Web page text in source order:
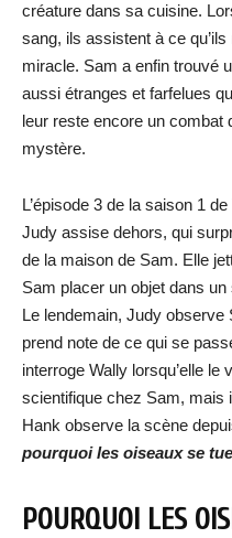
créature dans sa cuisine.
sang, ils assistent à ce
miracle. Sam a enfin trouvé
aussi étranges et farfelues
leur reste encore un combat
mystère.
L’épisode 3 de la saison 1
Judy assise dehors, qui
de la maison de Sam. Elle
Sam placer un objet dans
Le lendemain, Judy
prend note de ce qui se
interroge Wally lorsqu’elle le
scientifique chez Sam, mais
Hank observe la scène
pourquoi les oiseaux se
POURQUOI LES